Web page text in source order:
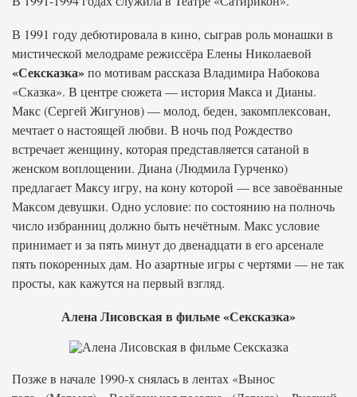
В 1991 году дебютировала в кино, сыграв роль монашки в
мистической мелодраме режиссёра Елены Николаевой
«Сексказка»по мотивам рассказа Владимира Набокова
«Сказка». В центре сюжета — история Макса и Дианы.
Макс (Сергей Жигунов) — молод, беден, закомплексован,
мечтает о настоящей любви. В ночь под Рождество
встречает женщину, которая представляется сатаной в
женском воплощении. Диана (Людмила Гурченко)
предлагает Максу игру, на кону которой — все завоёванные
Максом девушки. Одно условие: по состоянию на полночь
число избранниц должно быть нечётным. Макс условие
принимает и за пять минут до двенадцати в его арсенале
пять покоренных дам. Но азартные игры с чертями — не так
просты, как кажутся на первый взгляд.
Алена Лисовская в фильме «Сексказка»
Позже в начале 1990-х снялась в лентах «Вынос